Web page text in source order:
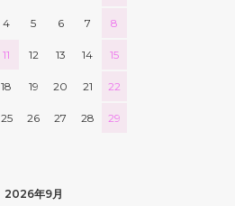
4 5 6 7 8
11 12 13 14 15
18 19 20 21 22
25 26 27 28 29
2026年9月